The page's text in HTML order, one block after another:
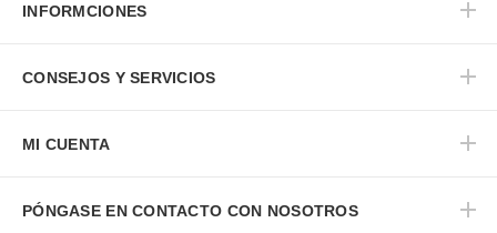
INFORMCIONES
CONSEJOS Y SERVICIOS
MI CUENTA
PÓNGASE EN CONTACTO CON NOSOTROS